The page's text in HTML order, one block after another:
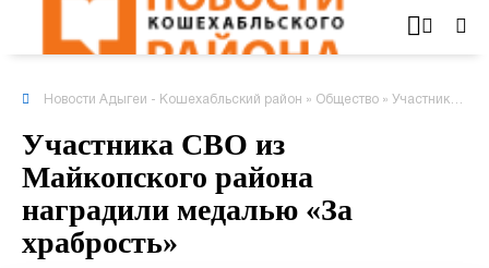
Новости Адыгеи - Кошехабльский район » Общество » Участника СВО из Майкопского района наградили медалью «За храбрость»
Участника СВО из
Майкопского района
наградили медалью «За
храбрость»